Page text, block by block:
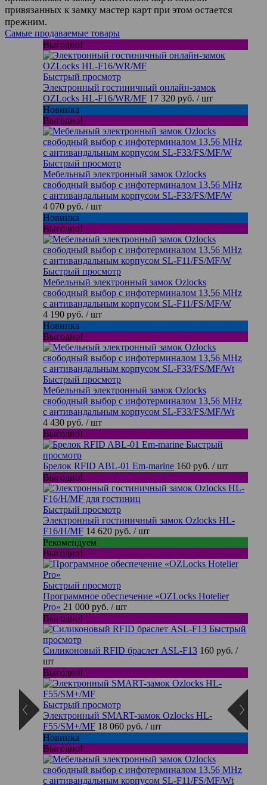
привязанных к замку мастер карт при этом остается
прежним.
Самые продаваемые товары
Выгодно!
Быстрый просмотр
Электронный гостиничный онлайн-замок
OZLocks HL-F16/WR/MF 17 320 руб. / шт
Новинка
Выгодно!
Быстрый просмотр
Мебельный электронный замок Ozlocks
свободный выбор с инфотерминалом 13,56 MHz
с антивандальным корпусом SL-F33/FS/MF/W
4 070 руб. / шт
Новинка
Выгодно!
Быстрый просмотр
Мебельный электронный замок Ozlocks
свободный выбор с инфотерминалом 13,56 MHz
с антивандальным корпусом SL-F11/FS/MF/W
4 190 руб. / шт
Новинка
Выгодно!
Быстрый просмотр
Мебельный электронный замок Ozlocks
свободный выбор с инфотерминалом 13,56 MHz
с антивандальным корпусом SL-F33/FS/MF/Wt
4 430 руб. / шт
Выгодно!
Быстрый
просмотр
Брелок RFID ABL-01 Em-marine 160 руб. / шт
Выгодно!
Быстрый просмотр
Электронный гостиничный замок Ozlocks HL-
F16/H/MF 14 620 руб. / шт
Рекомендуем
Выгодно!
Быстрый просмотр
Программное обеспечение «OZLocks Hotelier
Pro» 21 000 руб. / шт
Выгодно!
Быстрый
просмотр
Силиконовый RFID браслет ASL-F13 160 руб. /
шт
Выгодно!
Быстрый просмотр
Электронный SMART-замок Ozlocks HL-
F55/SM+/MF 18 060 руб. / шт
Новинка
Выгодно!